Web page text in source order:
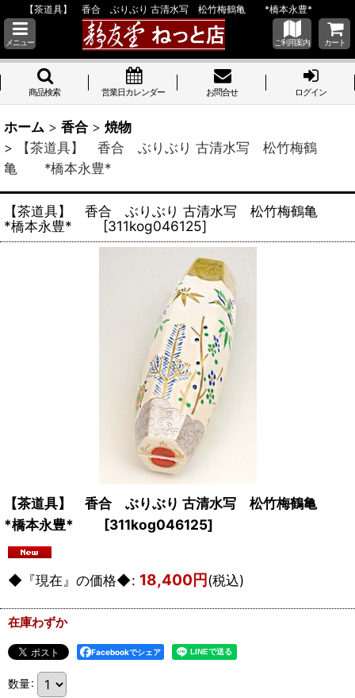
【茶道具】 香合 ぶりぶり 古清水写 松竹梅鶴亀 *橋本永豊*
メニュー ご利用案内 カート
商品検索 営業日カレンダー お問合せ ログイン
ホーム > 香合 > 焼物
>
【茶道具】 香合 ぶりぶり 古清水写 松竹梅鶴
亀 *橋本永豊*
【茶道具】 香合 ぶりぶり 古清水写 松竹梅鶴亀
*橋本永豊*
[311kog046125]
【茶道具】 香合 ぶりぶり 古清水写 松竹梅鶴亀
*橋本永豊*
[311kog046125]
◆『現在』の価格◆: 18,400円(税込)
在庫わずか
Facebookでシェア
数量: